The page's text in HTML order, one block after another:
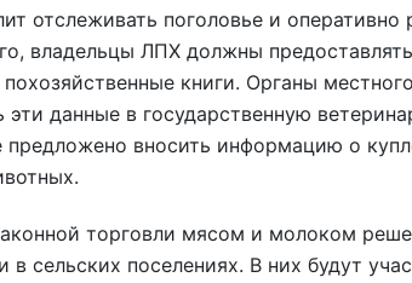
отслеживать поголовье и
владельцы ЛПХ должны
книги. Органы
эти данные в государственную
предложено вносить информацию о
торговли мясом и молоком
в сельских поселениях. В них будут